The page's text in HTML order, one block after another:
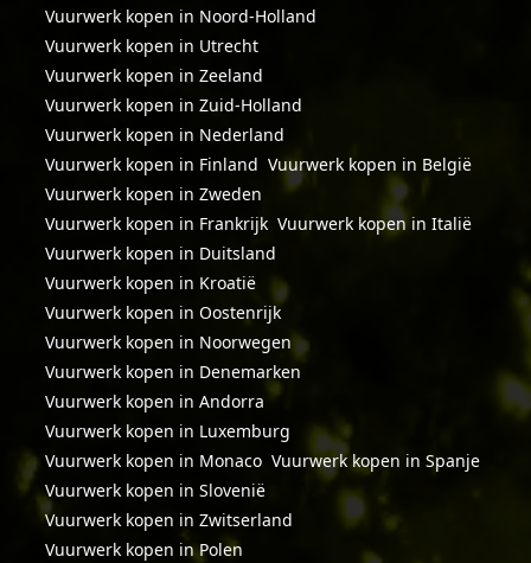
Vuurwerk kopen in Noord-Holland
Vuurwerk kopen in Utrecht
Vuurwerk kopen in Zeeland
Vuurwerk kopen in Zuid-Holland
Vuurwerk kopen in Nederland
Vuurwerk kopen in Finland Vuurwerk kopen in België
Vuurwerk kopen in Zweden
Vuurwerk kopen in Frankrijk Vuurwerk kopen in Italië
Vuurwerk kopen in Duitsland
Vuurwerk kopen in Kroatië
Vuurwerk kopen in Oostenrijk
Vuurwerk kopen in Noorwegen
Vuurwerk kopen in Denemarken
Vuurwerk kopen in Andorra
Vuurwerk kopen in Luxemburg
Vuurwerk kopen in Monaco Vuurwerk kopen in Spanje
Vuurwerk kopen in Slovenië
Vuurwerk kopen in Zwitserland
Vuurwerk kopen in Polen